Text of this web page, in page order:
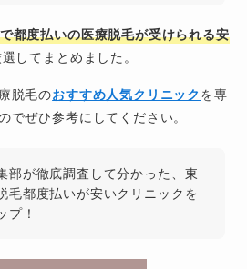
都度払いの医療脱毛が受けられる安
してまとめました。
脱毛のおすすめ人気クリニック を専
でぜひ参考にしてください。
部が徹底調査して分かった、東
毛都度払いが安いクリニックを
プ！